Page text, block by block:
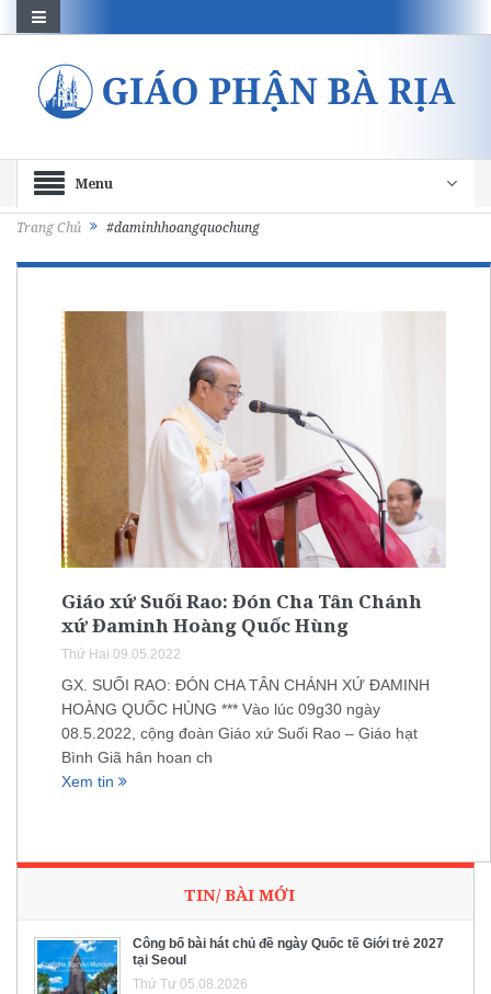
Menu
Trang Chủ #daminhhoangquochung
Giáo xứ Suối Rao: Đón Cha Tân Chánh
xứ Đaminh Hoàng Quốc Hùng
Thứ Hai 09.05.2022
GX. SUỐI RAO: ĐÓN CHA TÂN CHÁNH XỨ ĐAMINH
HOÀNG QUỐC HÙNG *** Vào lúc 09g30 ngày
08.5.2022, cộng đoàn Giáo xứ Suối Rao – Giáo hạt
Bình Giã hân hoan ch
Xem tin
TIN/ BÀI MỚI
Công bố bài hát chủ đề ngày Quốc tế Giới trẻ 2027
tại Seoul
Thứ Tư 05.08.2026